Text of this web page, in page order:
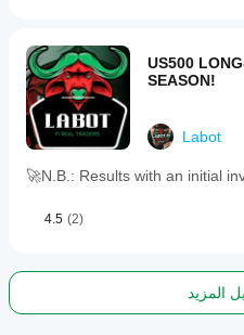
US500
SEASON!
Labot
🚀N.B.: Results with an initial
4.5 (2)
المزيد